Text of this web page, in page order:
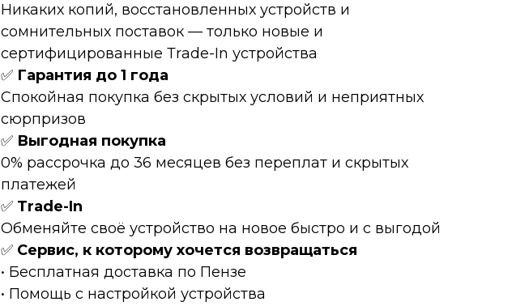
Hикaких копий, восcтановленных устройств и
сомнительных поставок — только новые и
сертифицированные Тrаdе-In устройства
✅ Гарантия до 1 года
Спокойная покупка без скрытых условий и неприятных
сюрпризов
✅ Выгодная покупка
0% рассрочка до 36 месяцев без переплат и скрытых
платежей
✅ Тrаdе-In
Обменяйте своё устройство на новое быстро и с выгодой
✅ Сервис, к которому хочется возвращаться
• Бесплатная доставка по Пензе
• Помощь с настройкой устройства